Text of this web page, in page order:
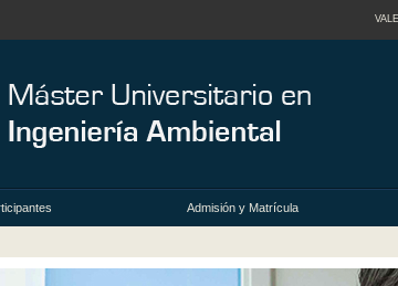
Admisión y Matrícula